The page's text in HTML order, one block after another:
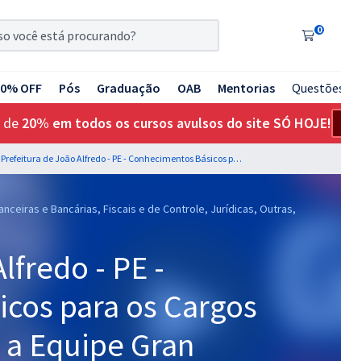
0
OFF Pós Graduação OAB Mentorias
de 20% em todos os cursos avulsos do site SÓ HOJE!
Prefeitura de João Alfredo - PE - Conhecimentos Básicos para os Cargos de Nível Médio com a Equipe Gran
e Bancárias, Fiscais e de Controle, Jurídicas, Outras,
- PE -
para os Cargos
Equipe Gran